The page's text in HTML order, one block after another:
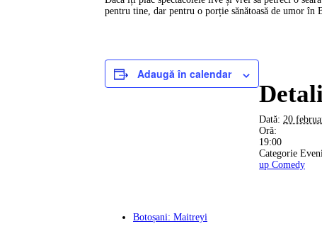
pentru tine, dar pentru o porție sănătoasă de umor în
Adaugă în calendar
Dată: 20
Oră:
19:00
Categorie
up Comedy
Botoșani: Maitreyi